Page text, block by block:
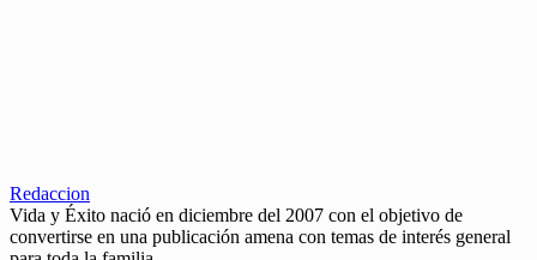
Redaccion
Vida y Éxito nació en diciembre del 2007 con el objetivo de
convertirse en una publicación amena con temas de interés general